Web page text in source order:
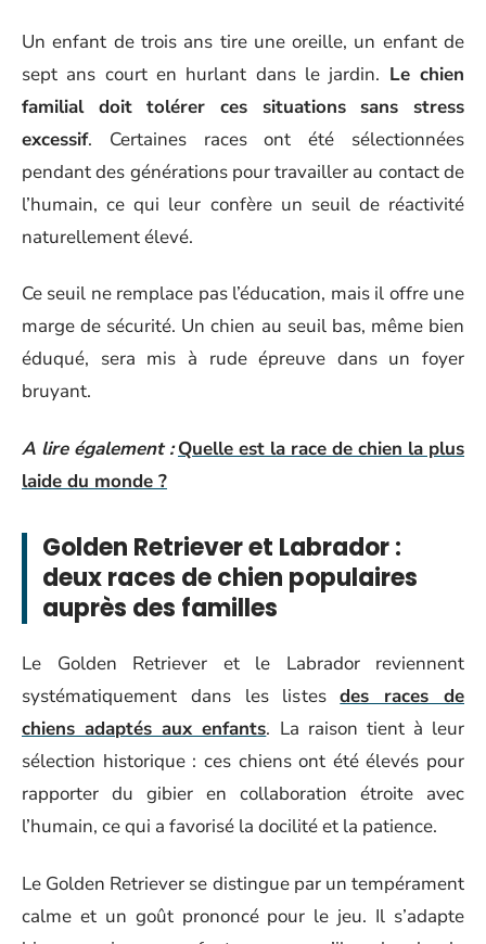
Un enfant de trois ans tire une oreille, un enfant de
sept ans court en hurlant dans le jardin. Le chien
familial doit tolérer ces situations sans stress
excessif. Certaines races ont été sélectionnées
pendant des générations pour travailler au contact de
l’humain, ce qui leur confère un seuil de réactivité
naturellement élevé.
Ce seuil ne remplace pas l’éducation, mais il offre une
marge de sécurité. Un chien au seuil bas, même bien
éduqué, sera mis à rude épreuve dans un foyer
bruyant.
A lire également : Quelle est la race de chien la plus
laide du monde ?
Golden Retriever et Labrador :
deux races de chien populaires
auprès des familles
Le Golden Retriever et le Labrador reviennent
systématiquement dans les listesdes races de
chiens adaptés aux enfants. La raison tient à leur
sélection historique : ces chiens ont été élevés pour
rapporter du gibier en collaboration étroite avec
l’humain, ce qui a favorisé la docilité et la patience.
Le Golden Retriever se distingue par un tempérament
calme et un goût prononcé pour le jeu. Il s’adapte